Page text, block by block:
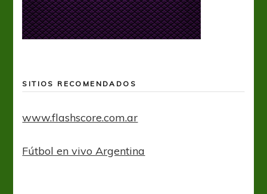
SITIOS RECOMENDADOS
www.flashscore.com.ar
Fútbol en vivo Argentina